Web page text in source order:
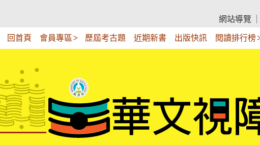
網站導覽
回首頁 會員專區 歷屆考古題 近期新書 出版快訊 閱讀排行榜